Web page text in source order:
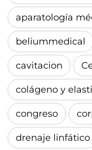
aparatología
beliummedical
cavitacion
colágeno y
congreso
drenaje linfático